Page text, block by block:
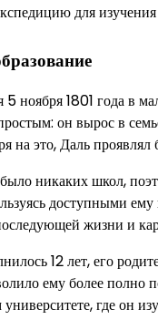
для
ноября 1801 года в
он вырос в
на это, Даль
никаких школ,
доступными
жизни и
12 лет, его
ему более
где он